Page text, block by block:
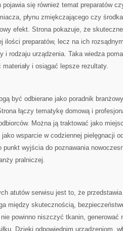
pojawia się również temat preparatów
płynu zmiękczającego czy
efekt. Strona pokazuje, że
ilości preparatów, lecz na ich
i rodzaju urządzenia. Taka wiedza
i osiągać lepsze rezultaty.
być odbierane jako poradnik
łączy tematykę domową i
Można ją traktować jako
wsparcie w codziennej pielęgnacji
punkt wyjścia do poznawania
pralniczej.
atutów serwisu jest to, że
między skutecznością,
nie powinno niszczyć tkanin, generować
Dzięki odpowiednim urządzeniom,